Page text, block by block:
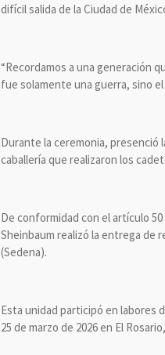
difícil salida de la Ciudad de
“Recordamos a una generación
fue solamente una guerra, sino
Durante la ceremonia, presenció
caballería que realizaron los
De conformidad con el artículo
Sheinbaum realizó la entrega de
(Sedena).
Esta unidad participó en labores
25 de marzo de 2026 en El